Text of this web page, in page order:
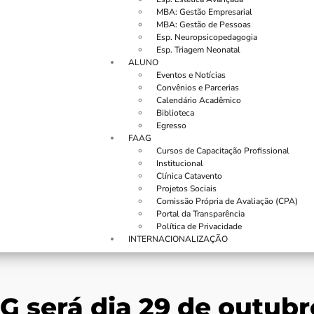
MBA: Gestão Empresarial
MBA: Gestão de Pessoas
Esp. Neuropsicopedagogia
Esp. Triagem Neonatal
ALUNO
Eventos e Notícias
Convênios e Parcerias
Calendário Acadêmico
Biblioteca
Egresso
FAAG
Cursos de Capacitação Profissional
Institucional
Clínica Catavento
Projetos Sociais
Comissão Própria de Avaliação (CPA)
Portal da Transparência
Política de Privacidade
INTERNACIONALIZAÇÃO
será dia 29 de